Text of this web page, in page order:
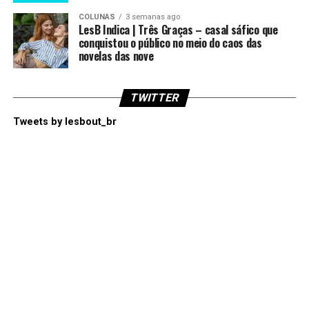
COLUNAS 3 semanas ago
LesB Indica | Três Graças – casal sáfico que
conquistou o público no meio do caos das
novelas das nove
TWITTER
Tweets by lesbout_br